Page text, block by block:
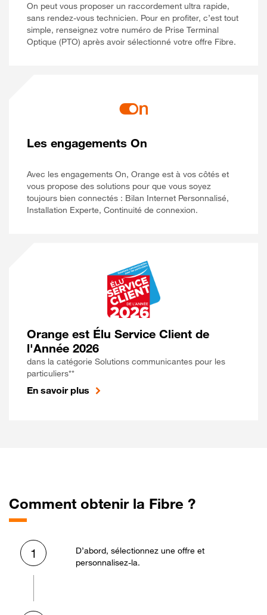
On peut vous proposer un raccordement ultra rapide,
sans rendez-vous technicien. Pour en profiter, c’est tout
simple, renseignez votre numéro de Prise Terminal
Optique (PTO) après avoir sélectionné votre offre Fibre.
Les engagements On
Avec les engagements On, Orange est à vos côtés et
vous propose des solutions pour que vous soyez
toujours bien connectés : Bilan Internet Personnalisé,
Installation Experte, Continuité de connexion.
Orange est Élu Service Client de
l'Année 2026
dans la catégorie Solutions communicantes pour les
particuliers**
En savoir plus
Comment obtenir la Fibre ?
1
D’abord, sélectionnez une offre et
personnalisez-la.